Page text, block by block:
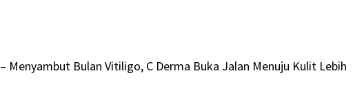
– Menyambut Bulan Vitiligo, C Derma Buka Jalan Menuju Kulit Lebih